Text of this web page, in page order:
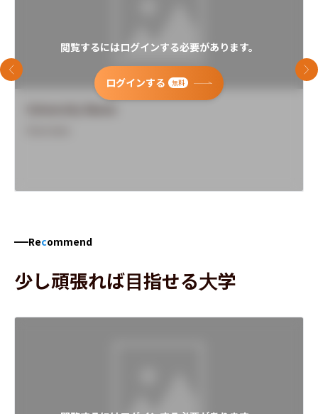
閲覧するにはログインする必要があります。
ログインする 無料
前のスライド 次
Recommend
少し頑張れば目指せる大学